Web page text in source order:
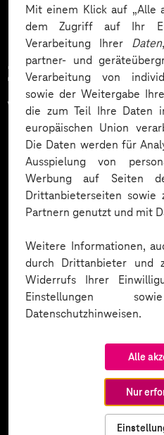
Mit einem Klick auf „Alle
dem Zugriff auf Ihr
Verarbeitung Ihrer Daten
partner- und
Verarbeitung von
sowie der Weitergabe
die zum Teil Ihre Daten
europäischen Union
Die Daten werden für
Ausspielung von
Werbung auf Seiten
Drittanbieterseiten sowie
Partnern genutzt und mit
Weitere Informationen,
durch Drittanbieter und
Widerrufs Ihrer
Einstellungen
Datenschutzhinweisen.
Alle
Nur
Zahlreiche
vertrauen auf
Expertise. Hier